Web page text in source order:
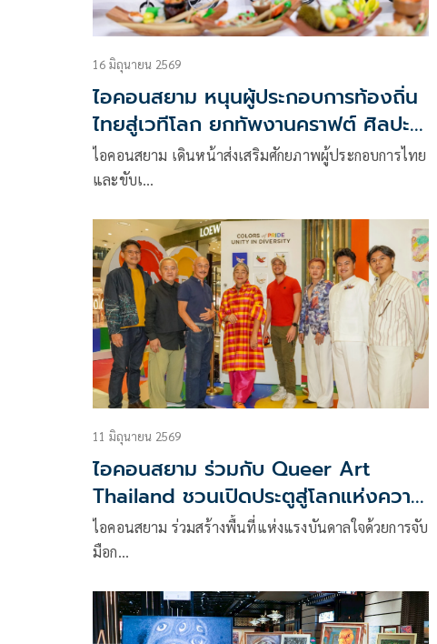
16 มิถุนายน 2569
ไอคอนสยาม หนุนผู้ประกอบการท้องถิ่น
ไทยสู่เวทีโลก ยกทัพงานคราฟต์ ศิลปะ
จิ๋ว ขนมไทย บุกเกาหลีใต้ใน Sawasdee
Seoul Thai Festival 2026
ไอคอนสยาม เดินหน้าส่งเสริมศักยภาพผู้ประกอบการไทย
และขับเ…
11 มิถุนายน 2569
ไอคอนสยาม ร่วมกับ Queer Art
Thailand ชวนเปิดประตูสู่โลกแห่งความ
หลากหลายในนิทรรศการ ‘Colors of
Pride: Unity in Diversity’
ไอคอนสยาม ร่วมสร้างพื้นที่แห่งแรงบันดาลใจด้วยการจับ
มือก…